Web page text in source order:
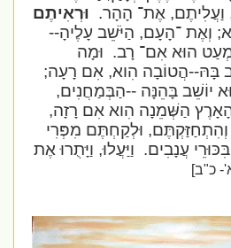
אֶת־ הָהָר. וּרְאִיתֶם
־הָעָם, הַיֹּשֵׁב עָלֶיהָ--
הוּא אִם־ רָב. וּמָה
הֲטוֹבָה הִוא, אִם רָעָה;
יוֹשֵׁב בָּהֵנָּה --הַבְּמַחֲנִים,
הַשְּׁמֵנָה הִוא אִם רָזָה,
וּלְקַחְתֶּם מִפְּרִי
עֲנָבִים. וַיַּעֲלוּ, וַיָּתֻרוּ אֶת
כ"ב]